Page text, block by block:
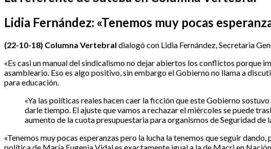
Lidia Fernández: «Tenemos muy pocas
(22-10-18) Columna Vertebral dialogó con Lidia Fernández, Secretaria
«Es casi un manual del sindicalismo no dejar abiertos los conflictos porque
asambleario. Eso es algo positivo, sin embargo el Gobierno no llama a
para educación.
«Ya las políticas reales hacen caer la ficción que este Gobierno
darle tiempo. El ajuste que vamos a rechazar el mièrcoles se puede
aumento de la cuota presupuestaria para organismos de Seguridad de
«Tenemos muy pocas esperanzas pero la lucha la tenemos que seguir